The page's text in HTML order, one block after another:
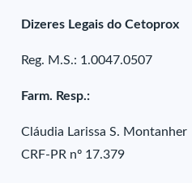
Dizeres Legais do Cetoprox
Reg. M.S.: 1.0047.0507
Farm. Resp.:
Cláudia Larissa S. Montanher
CRF-PR nº 17.379